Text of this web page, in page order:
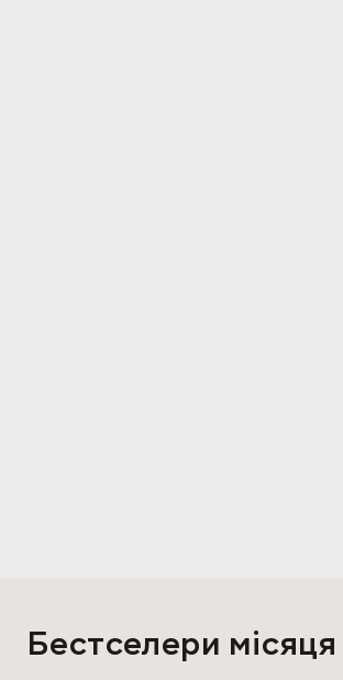
Бестселери місяця